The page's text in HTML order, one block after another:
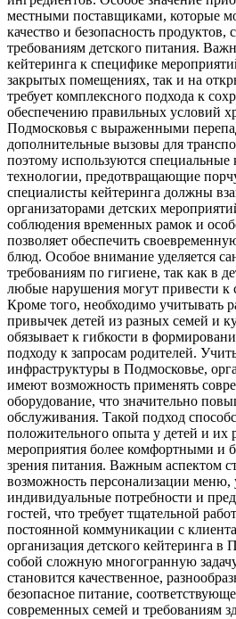
местными поставщиками, которые
качество и безопасность продуктов,
требованиям детского питания.
кейтеринга к специфике
закрытых помещениях, так и на
требует комплексного подхода к
обеспечению правильных условий
Подмосковья с выраженными
дополнительные вызовы для
поэтому используются специальные
технологии, предотвращающие
специалисты кейтеринга должны
организаторами детских
соблюдения временных рамок и
позволяет обеспечить
блюд. Особое внимание уделяется
требованиям по гигиене, так как в
любые нарушения могут привести к
Кроме того, необходимо учитывать
привычек детей из разных семей и
обязывает к гибкости в
подходу к запросам родителей.
инфраструктуры в Подмосковье,
имеют возможность применять
оборудование, что значительно
обслуживания. Такой подход
положительного опыта у детей и их
мероприятия более комфортными и
зрения питания. Важным аспектом
возможность персонализации
индивидуальные потребности и
гостей, что требует тщательной
постоянной коммуникации с
организация детского кейтеринга в
собой сложную многогранную
становится качественное,
безопасное питание,
современных семей и требованиям